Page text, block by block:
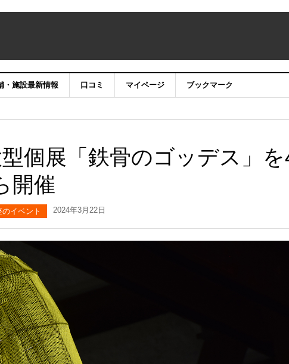
・施設最新情報 口コミ マイページ ブックマーク
個展「鉄骨のゴッデス」
開催
のイベント 2024年3月22日